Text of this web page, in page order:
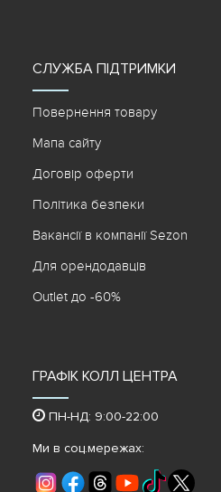
СЛУЖБА ПІДТРИМКИ
Повернення товару
Мапа сайту
Договір оферти
Політика безпеки
Вакансії в компанії Sezon
Для орендодавців
Outlet до -60%
ГРАФІК КОЛЛ ЦЕНТРА
ПН-НД: 9:00-22:00
Ми в соц.мережах: